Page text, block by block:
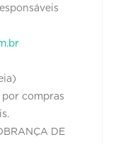
por compras
DE